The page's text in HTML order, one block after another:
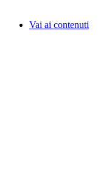
Vai ai contenuti